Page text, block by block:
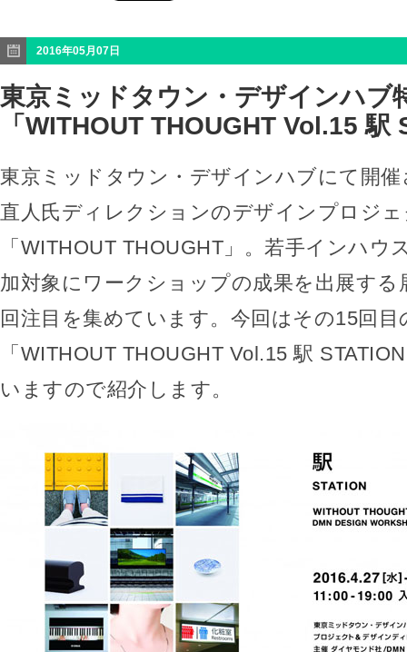
2016年05月07日
東京ミッドタウン・デザインハブ
「WITHOUT THOUGHT Vol.15 駅
東京ミッドタウン・デザインハブにて開
直人氏ディレクションのデザインプロジ
「WITHOUT THOUGHT」。若手インハウ
加対象にワークショップの成果を出展する
回注目を集めています。今回はその15回
「WITHOUT THOUGHT Vol.15 駅
いますので紹介します。